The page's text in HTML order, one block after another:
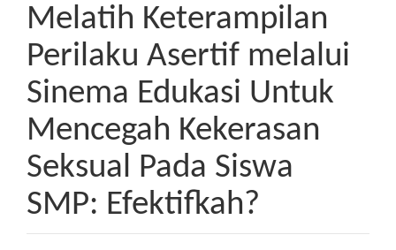
Melatih Keterampilan
Perilaku Asertif melalui
Sinema Edukasi Untuk
Mencegah Kekerasan
Seksual Pada Siswa
SMP: Efektifkah?